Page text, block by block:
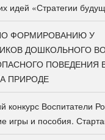
идей «Стратегии
ФОРМИРОВАНИЮ У
ДОШКОЛЬНОГО
ПОВЕДЕНИЯ
ПРИРОДЕ
конкурс Воспитатели
игры и пособия.